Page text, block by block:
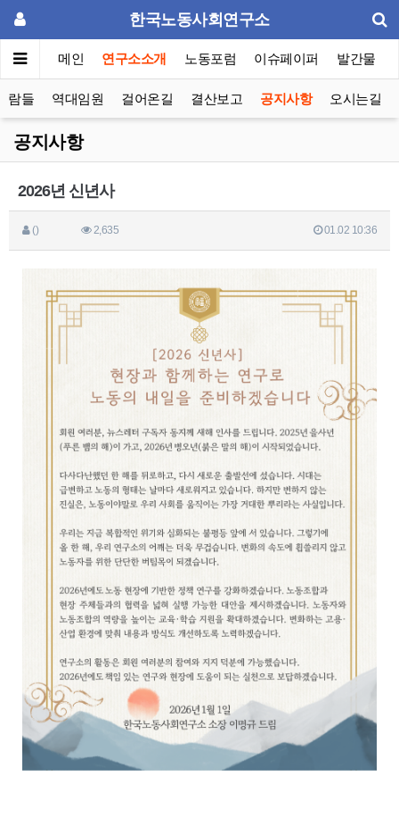
한국노동사회연구소
메인 연구소소개 노동포럼 이슈페이퍼 발간물
람들 역대임원 걸어온길 결산보고 공지사항 오시는길
공지사항
2026년 신년사
() 2,635 01.02 10:36